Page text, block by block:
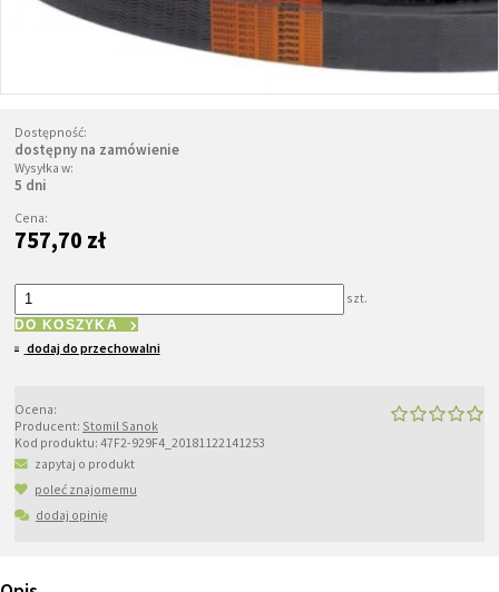
Dostępność:
dostępny na zamówienie
Wysyłka w:
5 dni
Cena:
757,70 zł
szt.
DO KOSZYKA
dodaj do przechowalni
Ocena:
Producent: Stomil Sanok
Kod produktu: 47F2-929F4_20181122141253
zapytaj o produkt
poleć znajomemu
dodaj opinię